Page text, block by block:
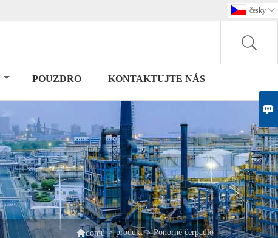
česky 
POUZDRO KONTAKTUJTE NÁS
domů > produkt > Ponorné čerpadlo
